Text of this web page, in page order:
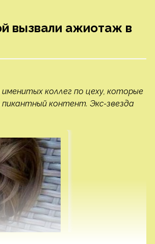
вызвали ажиотаж в
коллег по цеху, которые
контент. Экс-звезда